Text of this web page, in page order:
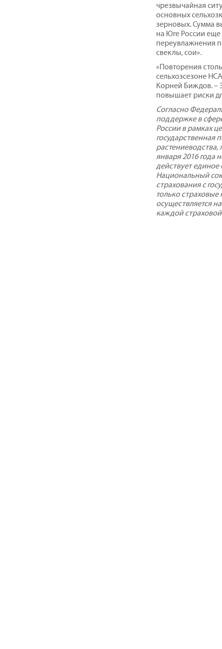
чрезвычайная
основных
зерновых. Сумма
на Юге России
переувлажнения
свеклы, сои».
«Повторения
сельхозсезоне
Корней Биждов. –
повышает риски
Согласно
поддержке в
России в рамках
государственная
растениеводства,
января 2016 года
действует
Национальный
страхования с
только
осуществляется
каждой